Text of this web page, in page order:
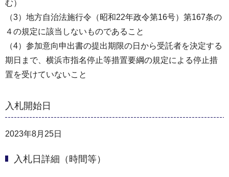
む）
（3）地方自治法施行令（昭和22年政令第16号）第167条の
４の規定に該当しないものであること
（4）参加意向申出書の提出期限の日から受託者を決定する
期日まで、横浜市指名停止等措置要綱の規定による停止措
置を受けていないこと
入札開始日
2023年8月25日
入札日詳細（時間等）